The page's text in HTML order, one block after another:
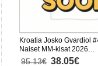
Kroatia Josko Gvardiol
Naiset MM-kisat 2026
Lyhythihainen
95.13€ 38.05€